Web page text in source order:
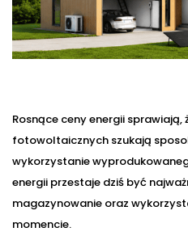
Rosnące ceny energii sprawiają,
fotowoltaicznych szukają
wykorzystanie
energii przestaje dziś być
magazynowanie oraz
momencie.